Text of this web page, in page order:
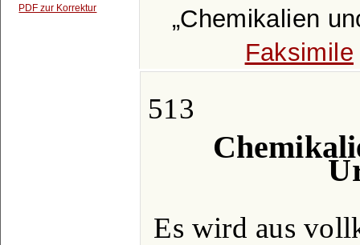
PDF zur Korrektur
Chemikalien
Faksimile
513
Es wird aus